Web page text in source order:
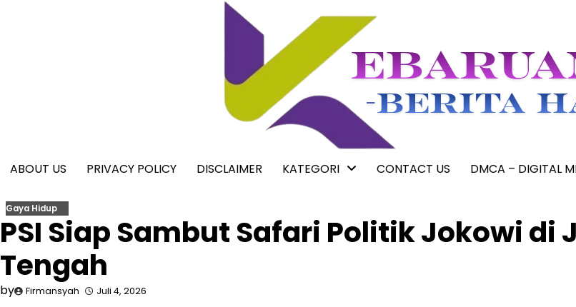
ABOUT US PRIVACY POLICY DISCLAIMER KATEGORI CONTACT US DMCA – DIGITAL
Gaya Hidup
PSI Siap Sambut Safari Politik Jokowi di
Tengah
by Firmansyah Juli 4, 2026